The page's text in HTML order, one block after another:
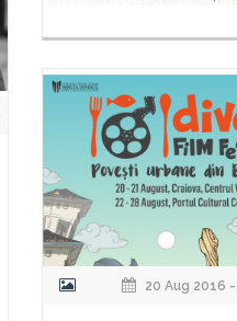
20 Aug 2016